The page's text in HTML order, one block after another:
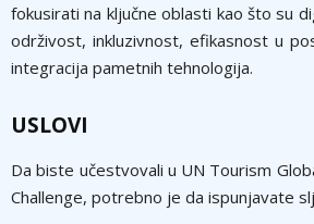
fokusirati na ključne oblasti kao što su
održivost, inkluzivnost, efikasnost u
integracija pametnih tehnologija.
USLOVI
Da biste učestvovali u UN Tourism
Challenge, potrebno je da ispunjavate